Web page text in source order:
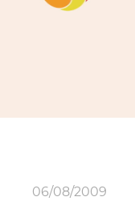
06/08/2009